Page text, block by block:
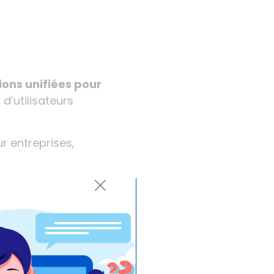
unifiées pour
entreprises,
conçue